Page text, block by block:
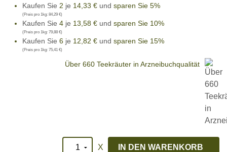
Kaufen Sie 2 je 14,33 €und sparen Sie 5%
(Preis pro 1kg: 84,29 €)
Kaufen Sie 4je 13,58 €und sparen Sie 10%
(Preis pro 1kg: 79,88 €)
Kaufen Sie 6je 12,82 €und sparen Sie 15%
(Preis pro 1kg: 75,41 €)
Über 660 Teekräuter in Arzneibuchqualität
X